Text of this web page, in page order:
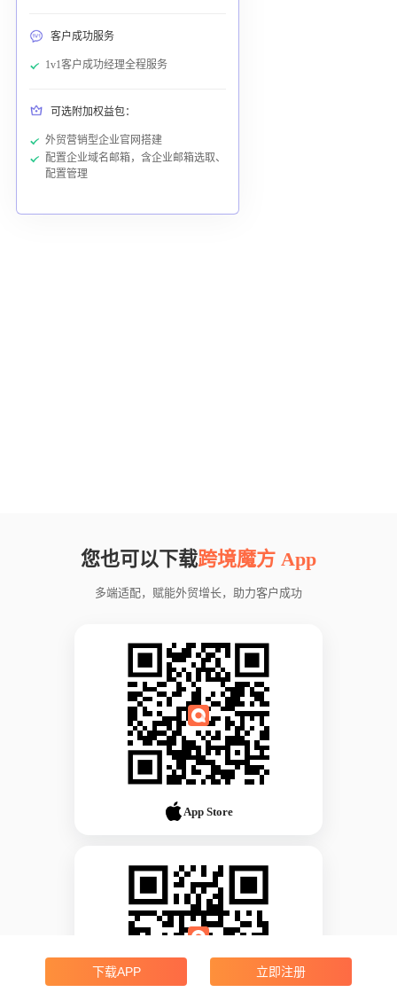
客户成功服务
1v1客户成功经理全程服务
可选附加权益包：
外贸营销型企业官网搭建
配置企业域名邮箱，含企业邮箱选取、
配置管理
您也可以下载跨境魔方 App
多端适配，赋能外贸增长，助力客户成功
App Store
下载APP 立即注册